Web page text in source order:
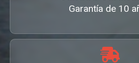
Garantía de 10